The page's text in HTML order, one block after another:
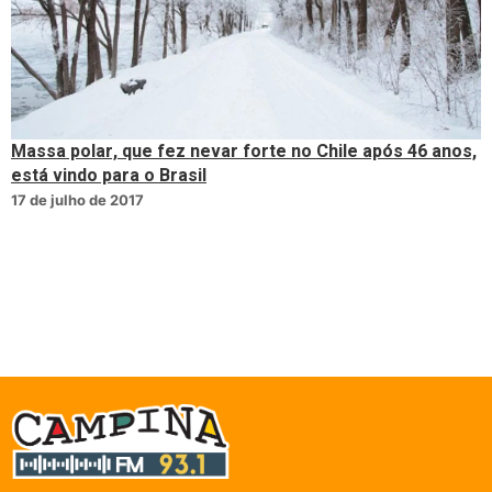
Massa polar, que fez nevar forte no Chile após 46 anos,
está vindo para o Brasil
17 de julho de 2017